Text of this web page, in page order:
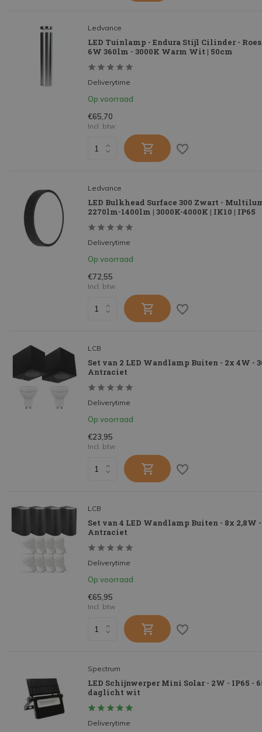
Ledvance
LED Tuinlamp - Endura Stijl Cilinder -
6W 360lm - 3000K Warm Wit | 50cm
Deliverytime
Op voorraad
€65,70
Incl. btw
Ledvance
LED Bulkhead Surface 300 Zwart -
2270lm-1400lm | 3000K-4000K | IK10 | IP65
Deliverytime
Op voorraad
€72,55
Incl. btw
LCB
Set van 2 LED Wandlamp Buiten - 2x 4W -
Antraciet
Deliverytime
Op voorraad
€23,95
Incl. btw
LCB
Set van 4 LED Wandlamp Buiten - 8x 2,8W
Antraciet
Deliverytime
Op voorraad
€65,95
Incl. btw
Spectrum
LED Schijnwerper Mini Solar - 2W - IP65 -
daglicht wit
Deliverytime